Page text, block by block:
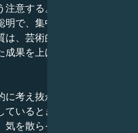
意する。
で、集中力があり、ビジ
、芸術的、科学的な仕事
果を上げるための前提条
考え抜かれた方法の結果
いるときは決して他人に
を散らそうとする者は誰